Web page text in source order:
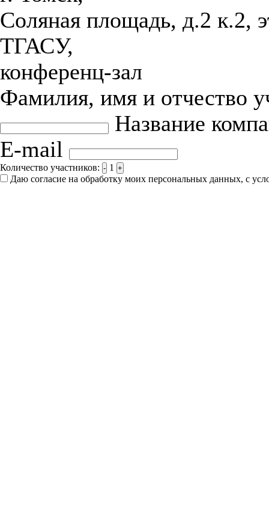
Соляная площадь, д.2 к.2,
ТГАСУ,
конференц-зал
Фамилия, имя и отчество
Название
E-mail
Количество участников: - 1 +
Даю согласие на обработку моих персональных данных, с